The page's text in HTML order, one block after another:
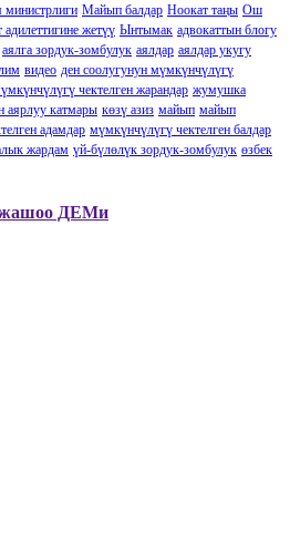
Майып балдар Ноокат таңы Ош
адилеттигине жетүү Ынтымак адвокаттын блогу
аялга зордук-зомбулук аялдар аялдар укугу
видео ден соолугунун мүмкүнчүлүгү
чектелген жарандар жумушка
аярлуу катмары көзү азиз майып майып
адамдар мүмкүнчүлүгү чектелген балдар
жардам үй-бүлөлүк зордук-зомбулук өзбек
ДЕМи